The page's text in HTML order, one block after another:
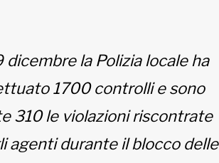
dicembre la Polizia locale ha
1700 controlli e sono
310 le violazioni riscontrate
agenti durante il blocco delle